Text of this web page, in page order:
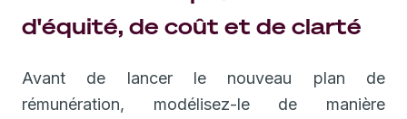
d'équité, de coût et de clarté
Avant de lancer le nouveau plan de
rémunération, modélisez-le de manière